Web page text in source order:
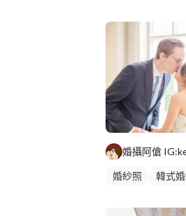
婚攝阿傖
婚紗照 韓式